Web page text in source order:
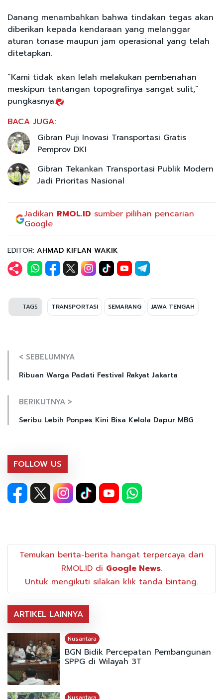
Danang menambahkan bahwa tindakan tegas akan
diberikan kepada kendaraan yang melanggar
aturan tonase maupun jam operasional yang telah
ditetapkan.
“Kami tidak akan lelah melakukan pembenahan
meskipun tantangan topografinya sangat sulit,”
pungkasnya.
BACA JUGA:
Gibran Puji Inovasi Transportasi Gratis
Pemprov DKI
Gibran Tekankan Transportasi Publik Modern
Jadi Prioritas Nasional
Jadikan RMOL.ID sumber pilihan pencarian
Google
EDITOR: AHMAD KIFLAN WAKIK
TAGS TRANSPORTASI SEMARANG JAWA TENGAH
< SEBELUMNYA
Ribuan Warga Padati Festival Rakyat Jakarta
BERIKUTNYA >
Seribu Lebih Ponpes Kini Bisa Kelola Dapur MBG
FOLLOW US
Temukan berita-berita hangat terpercaya dari
RMOL.ID di Google News.
Untuk mengikuti silakan klik tanda bintang.
ARTIKEL LAINNYA
Nusantara
BGN Bidik Percepatan Pembangunan
SPPG di Wilayah 3T